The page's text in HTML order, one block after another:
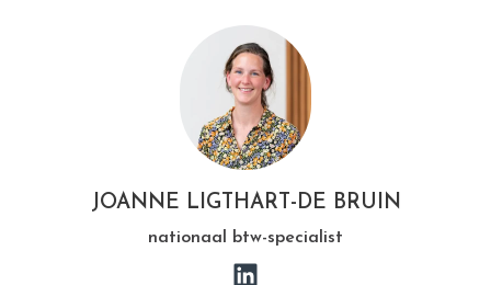
JOANNE LIGTHART-DE BRUIN
nationaal btw-specialist